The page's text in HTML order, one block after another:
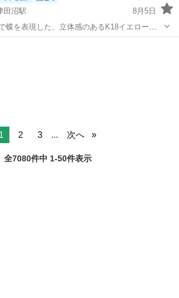
田沼駅
8月5日
蝶を表現した、立体感のあるK18イエローゴ
1 2 3 ... 次へ
全7080件中 1-50件表示